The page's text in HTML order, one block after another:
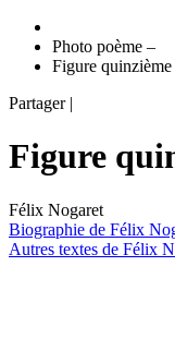
Photo poème –
Figure quinzième
Partager |
Figure
Félix Nogaret
Biographie de Félix
Autres textes de Félix